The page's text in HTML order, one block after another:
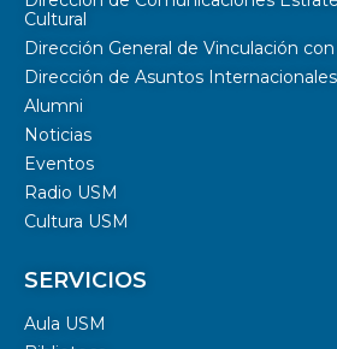
Cultural
Dirección General de Vinculación
Dirección de Asuntos Internacionales
Alumni
Noticias
Eventos
Radio USM
Cultura USM
SERVICIOS
Aula USM